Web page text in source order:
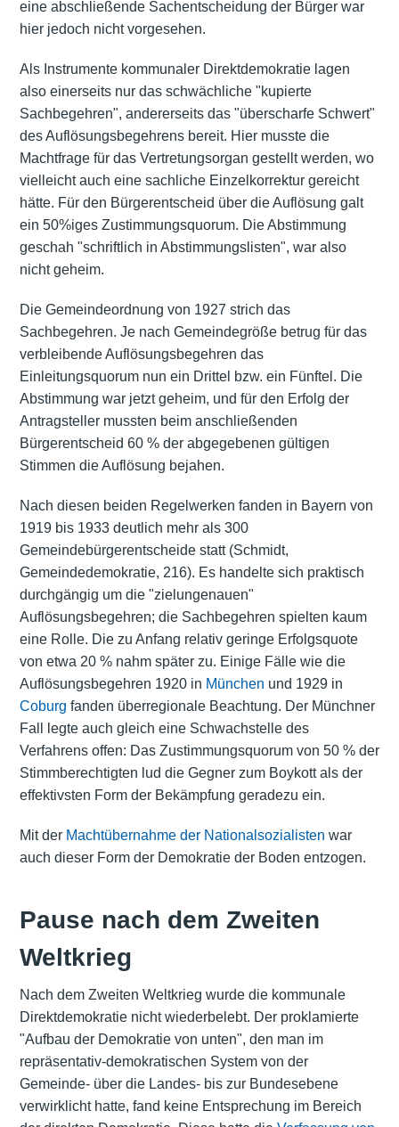
eine abschließende Sachentscheidung der Bürger war
hier jedoch nicht vorgesehen.
Als Instrumente kommunaler Direktdemokratie lagen
also einerseits nur das schwächliche "kupierte
Sachbegehren", andererseits das "überscharfe Schwert"
des Auflösungsbegehrens bereit. Hier musste die
Machtfrage für das Vertretungsorgan gestellt werden, wo
vielleicht auch eine sachliche Einzelkorrektur gereicht
hätte. Für den Bürgerentscheid über die Auflösung galt
ein 50%iges Zustimmungsquorum. Die Abstimmung
geschah "schriftlich in Abstimmungslisten", war also
nicht geheim.
Die Gemeindeordnung von 1927 strich das
Sachbegehren. Je nach Gemeindegröße betrug für das
verbleibende Auflösungsbegehren das
Einleitungsquorum nun ein Drittel bzw. ein Fünftel. Die
Abstimmung war jetzt geheim, und für den Erfolg der
Antragsteller mussten beim anschließenden
Bürgerentscheid 60 % der abgegebenen gültigen
Stimmen die Auflösung bejahen.
Nach diesen beiden Regelwerken fanden in Bayern von
1919 bis 1933 deutlich mehr als 300
Gemeindebürgerentscheide statt (Schmidt,
Gemeindedemokratie, 216). Es handelte sich praktisch
durchgängig um die "zielungenauen"
Auflösungsbegehren; die Sachbegehren spielten kaum
eine Rolle. Die zu Anfang relativ geringe Erfolgsquote
von etwa 20 % nahm später zu. Einige Fälle wie die
Auflösungsbegehren 1920 in München und 1929 in
Coburg fanden überregionale Beachtung. Der Münchner
Fall legte auch gleich eine Schwachstelle des
Verfahrens offen: Das Zustimmungsquorum von 50 % der
Stimmberechtigten lud die Gegner zum Boykott als der
effektivsten Form der Bekämpfung geradezu ein.
Mit der Machtübernahme der Nationalsozialisten war
auch dieser Form der Demokratie der Boden entzogen.
Pause nach dem Zweiten
Weltkrieg
Nach dem Zweiten Weltkrieg wurde die kommunale
Direktdemokratie nicht wiederbelebt. Der proklamierte
"Aufbau der Demokratie von unten", den man im
repräsentativ-demokratischen System von der
Gemeinde- über die Landes- bis zur Bundesebene
verwirklicht hatte, fand keine Entsprechung im Bereich